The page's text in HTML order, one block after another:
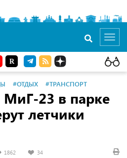
#ОТДЫХ #ТРАНСПОРТ
МиГ-23 в парке
летчики
1862 34